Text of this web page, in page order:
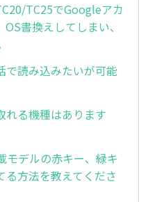
TC25でGoogleアカ
書換えしてしまい、
で読み込みたいが可能
れる機種はあります
デルの赤キー、緑キ
る方法を教えてくださ